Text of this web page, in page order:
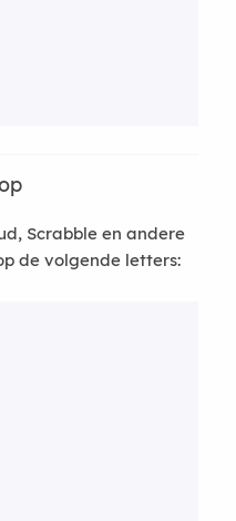
Scrabble en andere
de volgende letters: